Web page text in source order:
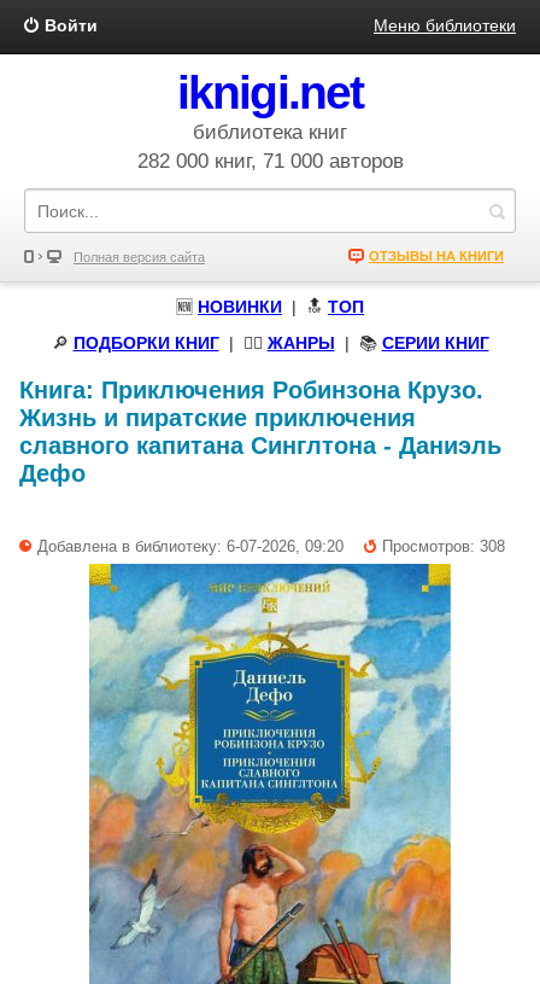
Войти Меню библиотеки
iknigi.net
библиотека книг
282 000 книг, 71 000 авторов
Полная версия сайта ОТЗЫВЫ НА КНИГИ
🆕 НОВИНКИ | 🔝 ТОП
🔎 ПОДБОРКИ КНИГ| 🧝‍♀️ ЖАНРЫ | 📚 СЕРИИ КНИГ
Книга: Приключения Робинзона Крузо.
Жизнь и пиратские приключения
славного капитана Синглтона- Даниэль
Дефо
Добавлена в библиотеку: 6-07-2026, 09:20 Просмотров: 308